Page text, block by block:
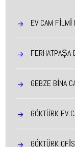
EV CAM FİLMİ
FERHATPAŞA
GEBZE BINA
GÖKTÜRK EV
GÖKTÜRK